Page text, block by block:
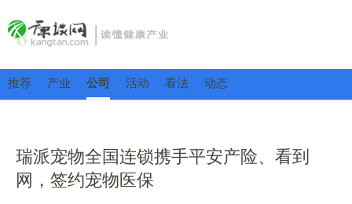
推荐 产业 公司 活动 看法 动态
瑞派宠物全国连锁携手平安产险、看到
网，签约宠物医保